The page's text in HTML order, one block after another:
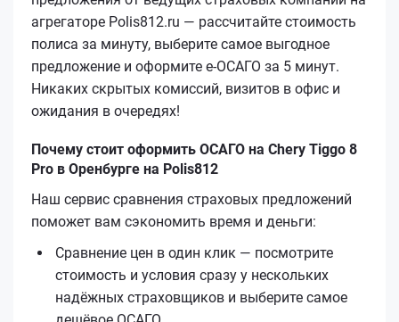
агрегаторе Polis812.ru — рассчитайте стоимость
полиса за минуту, выберите самое выгодное
предложение и оформите е‑ОСАГО за 5 минут.
Никаких скрытых комиссий, визитов в офис и
ожидания в очередях!
Почему стоит оформить ОСАГО на Chery Tiggo 8
Pro в Оренбурге на Polis812
Наш сервис сравнения страховых предложений
поможет вам сэкономить время и деньги:
Сравнение цен в один клик — посмотрите
стоимость и условия сразу у нескольких
надёжных страховщиков и выберите самое